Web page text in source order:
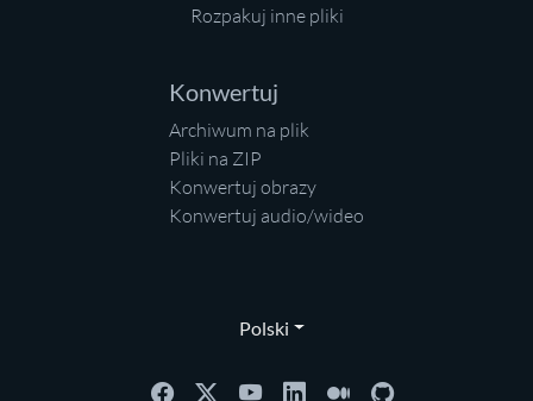
Rozpakuj inne pliki
Konwertuj
Archiwum na plik
Pliki na ZIP
Konwertuj obrazy
Konwertuj audio/wideo
Polski